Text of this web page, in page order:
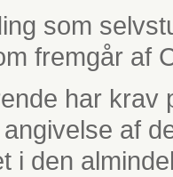
som
fremgår af
har krav
af
i den